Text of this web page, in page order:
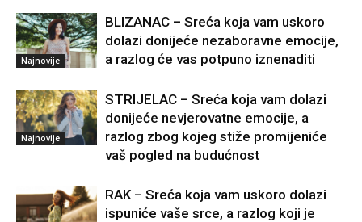
Najnovije
BLIZANAC – Sreća koja vam uskoro
dolazi donijeće nezaboravne emocije,
a razlog će vas potpuno iznenaditi
Najnovije
STRIJELAC – Sreća koja vam dolazi
donijeće nevjerovatne emocije, a
razlog zbog kojeg stiže promijeniće
vaš pogled na budućnost
RAK – Sreća koja vam uskoro dolazi
ispuniće vaše srce, a razlog koji je